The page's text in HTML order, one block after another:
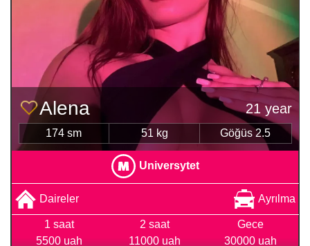
Alena 21 year
174 sm 51 kg Göğüs 2.5
Universytet
Daireler Ayrılma
1 saat
5500 uah
2 saat
11000 uah
Gece
30000 uah